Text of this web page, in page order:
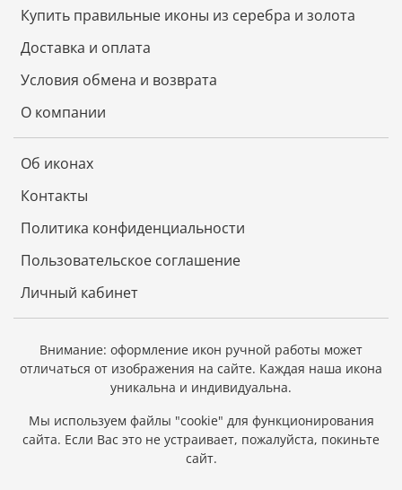
Купить правильные иконы из серебра и золота
Доставка и оплата
Условия обмена и возврата
О компании
Об иконах
Контакты
Политика конфиденциальности
Пользовательское соглашение
Личный кабинет
Внимание: оформление икон ручной работы может
отличаться от изображения на сайте. Каждая наша икона
уникальна и индивидуальна.
Мы используем файлы "cookie" для функционирования
сайта. Если Вас это не устраивает, пожалуйста, покиньте
сайт.